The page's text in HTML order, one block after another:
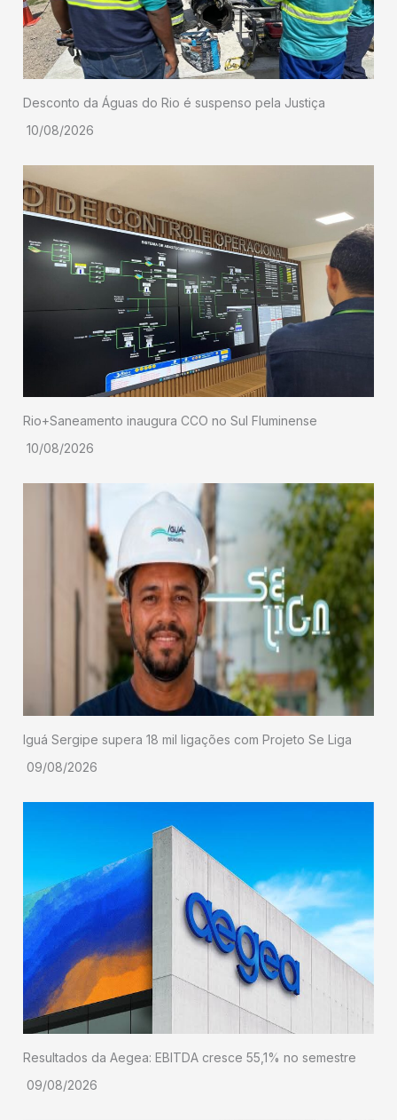
Desconto da Águas do Rio é suspenso pela Justiça
10/08/2026
Rio+Saneamento inaugura CCO no Sul Fluminense
10/08/2026
Iguá Sergipe supera 18 mil ligações com Projeto Se Liga
09/08/2026
Resultados da Aegea: EBITDA cresce 55,1% no semestre
09/08/2026